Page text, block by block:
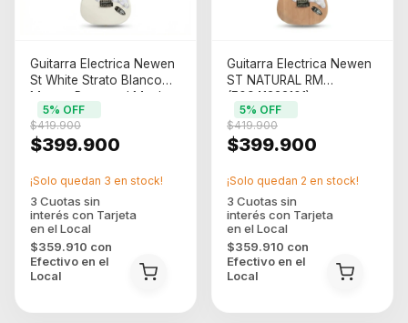
Guitarra Electrica Newen
St White Strato Blanco
Mango Roaested Maple
(F0941333071)
$399.900
$419.900
5% OFF
$359.910 con
Efectivo en el
Local
¡Solo quedan 3 en stock!
Guitarra Electrica Newen
ST NATURAL RM
(F0941333101)
$399.900
$419.900
5% OFF
$359.910 con
Efectivo en el
Local
¡Solo quedan 2 en stock!